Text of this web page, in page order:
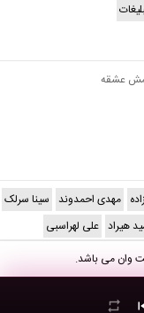
عشقه
مهدی احمدوند سینا سرلک
هیراد علی لهراسبی
وانمی باشد.